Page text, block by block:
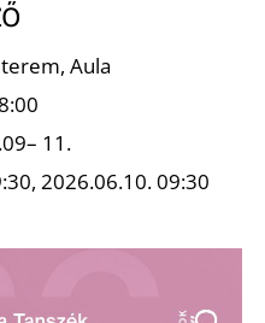
Aula
11.
2026.06.10. 09:30